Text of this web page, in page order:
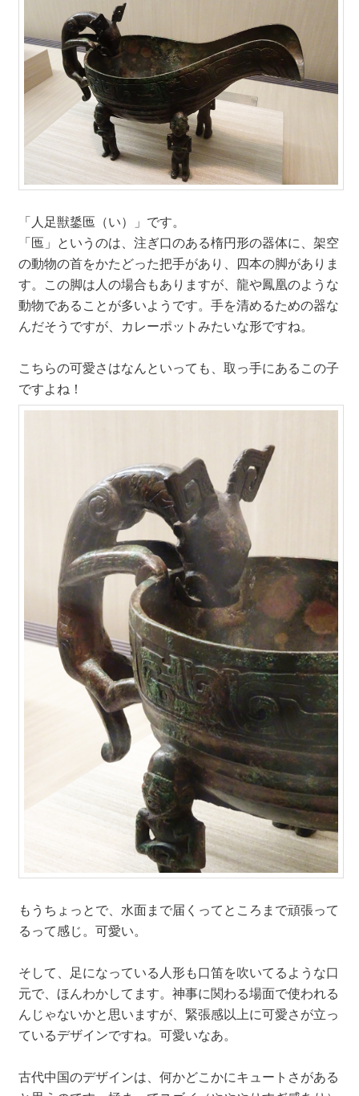
「人足獣鋬匜（い）」です。
「匜」というのは、注ぎ口のある楕円形の器体に、架空
の動物の首をかたどった把手があり、四本の脚がありま
す。この脚は人の場合もありますが、龍や鳳凰のような
動物であることが多いようです。手を清めるための器な
んだそうですが、カレーポットみたいな形ですね。
こちらの可愛さはなんといっても、取っ手にあるこの子
ですよね！
もうちょっとで、水面まで届くってところまで頑張って
るって感じ。可愛い。
そして、足になっている人形も口笛を吹いてるような口
元で、ほんわかしてます。神事に関わる場面で使われる
んじゃないかと思いますが、緊張感以上に可愛さが立っ
ているデザインですね。可愛いなあ。
古代中国のデザインは、何かどこかにキュートさがある